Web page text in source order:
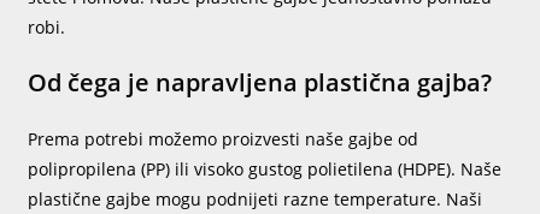
robi.
Od čega je napravljena plastična gajba?
Prema potrebi možemo proizvesti naše gajbe od
polipropilena (PP) ili visoko gustog polietilena (HDPE). Naše
plastične gajbe mogu podnijeti razne temperature. Naši